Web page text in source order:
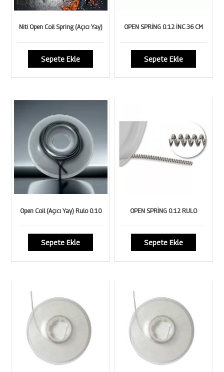
Niti Open Coil Spring (Açıcı Yay)
Sepete Ekle
OPEN SPRİNG 0.12 İNC 36 CM
Sepete Ekle
Open Coil (Açıcı Yay) Rulo 0.10
Sepete Ekle
OPEN SPRİNG 0.12 RULO
Sepete Ekle